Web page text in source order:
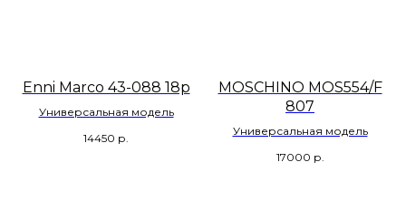
Enni Marco 43-088 18p
Универсальная модель
14450 р.
MOSCHINO MOS554/F
807
Универсальная модель
17000 р.